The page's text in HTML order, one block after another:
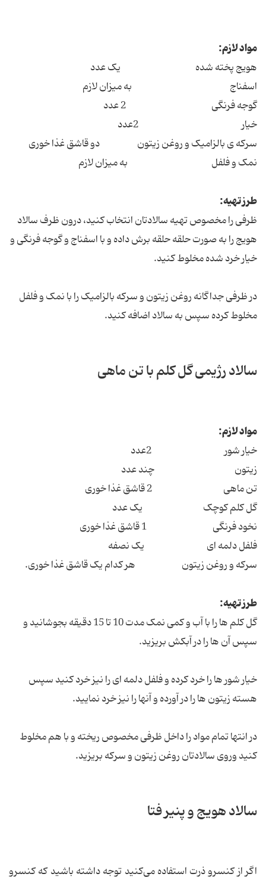
مواد لازم:
هویج پخته شده یک عدد
اسفناج به میزان لازم
گوجه فرنگی 2 عدد
خیار 2عدد
سرکه ی بالزامیک و روغن زیتون دو قاشق غذا خوری
نمک و فلفل به میزان لازم
طرز تهیه:
ظرفی را مخصوص تهیه سالادتان انتخاب کنید، درون ظرف سالاد
هویج را به صورت حلقه حلقه برش داده و با اسفناج و گوجه فرنگی و
خیار خرد شده مخلوط کنید.
در ظرفی جداگانه روغن زیتون و سرکه بالزامیک را با نمک و فلفل
مخلوط کرده سپس به سالاد اضافه کنید.
سالاد رژیمی گل کلم با تن ماهی
مواد لازم:
خیار شور 2عدد
زیتون چند عدد
تن ماهی 2 قاشق غذا خوری
گل کلم کوچک یک عدد
نخود فرنگی 1 قاشق غذا خوری
فلفل دلمه ای یک نصفه
سرکه و روغن زیتون هر کدام یک قاشق غذا خوری.
طرز تهیه:
گل کلم ها را با آب و کمی نمک مدت 10 تا 15 دقیقه بجوشانید و
سپس آن ها را در آبکش بریزید.
خیار شور ها را خرد کرده و فلفل دلمه ای را نیز خرد کنید سپس
هسته زیتون ها را در آورده و آنها را نیز خرد نمایید.
در انتها تمام مواد را داخل ظرفی مخصوص ریخته و با هم مخلوط
کنید وروی سالادتان روغن زیتون و سرکه بریزید.
سالاد هویج و پنیر فتا
اگر از کنسرو ذرت استفاده می‌کنید توجه داشته باشید که کنسرو